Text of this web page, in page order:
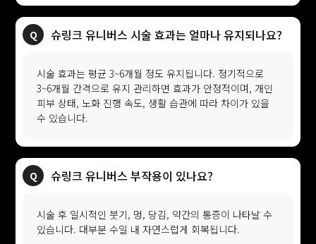
슈링크 유니버스 시술 효과는 얼마나 유지되나요?
시술 효과는 평균 3~6개월 정도 유지됩니다. 정기적으로
3~6개월 간격으로 유지 관리하면 효과가 안정적이며, 개인
피부 상태, 노화 진행 속도, 생활 습관에 따라 차이가 있을
수 있습니다.
슈링크 유니버스 부작용이 있나요?
시술 후 일시적인 붓기, 멍, 당김, 약간의 통증이 나타날 수
있습니다. 대부분 수일 내 자연스럽게 회복됩니다.